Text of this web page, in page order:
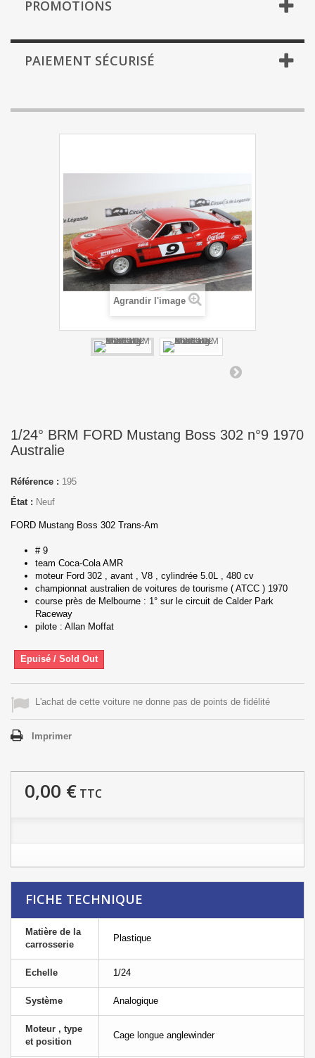
PROMOTIONS
PAIEMENT SÉCURISÉ
Agrandir l'image
1/24° BRM FORD Mustang Boss 302 n°9 1970
Australie
Référence : 195
État : Neuf
FORD Mustang Boss 302 Trans-Am
# 9
team Coca-Cola AMR
moteur Ford 302 , avant , V8 , cylindrée 5.0L , 480 cv
championnat australien de voitures de tourisme ( ATCC ) 1970
course près de Melbourne : 1° sur le circuit de Calder Park
Raceway
pilote : Allan Moffat
Epuisé / Sold Out
L'achat de cette voiture ne donne pas de points de fidélité
Imprimer
0,00 € TTC
FICHE TECHNIQUE
Matière de la
carrosserie
Plastique
Echelle 1/24
Système Analogique
Moteur , type
et position
Cage longue anglewinder